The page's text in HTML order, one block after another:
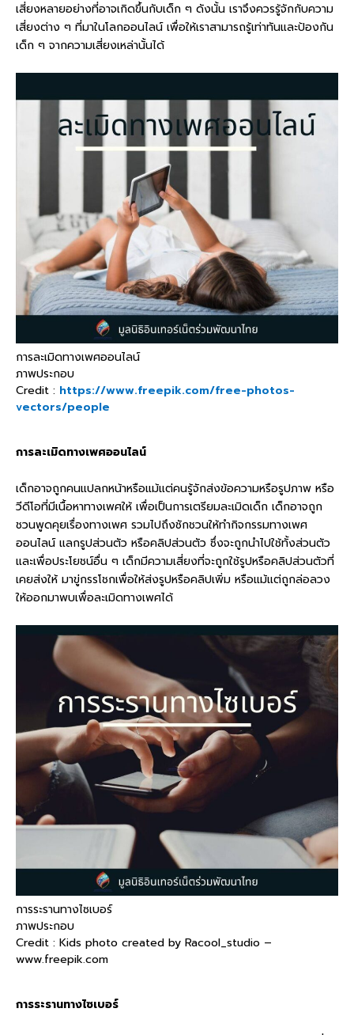
เสี่ยงหลายอย่างที่อาจเกิดขึ้นกับเด็ก ๆ ดังนั้น เราจึงควรรู้จักกับความ
เสี่ยงต่าง ๆ ที่มาในโลกออนไลน์ เพื่อให้เราสามารถรู้เท่าทันและป้องกัน
เด็ก ๆ จากความเสี่ยงเหล่านั้นได้
การละเมิดทางเพศออนไลน์
ภาพประกอบ
Credit : https://www.freepik.com/free-photos-
vectors/people
การละเมิดทางเพศออนไลน์
เด็กอาจถูกคนแปลกหน้าหรือแม้แต่คนรู้จักส่งข้อความหรือรูปภาพ หรือ
วีดีโอที่มีเนื้อหาทางเพศให้ เพื่อเป็นการเตรียมละเมิดเด็ก เด็กอาจถูก
ชวนพูดคุยเรื่องทางเพศ รวมไปถึงชักชวนให้ทำกิจกรรมทางเพศ
ออนไลน์ แลกรูปส่วนตัว หรือคลิปส่วนตัว ซึ่งจะถูกนำไปใช้ทั้งส่วนตัว
และเพื่อประโยชน์อื่น ๆ เด็กมีความเสี่ยงที่จะถูกใช้รูปหรือคลิปส่วนตัวที่
เคยส่งให้ มาขู่กรรโชกเพื่อให้ส่งรูปหรือคลิปเพิ่ม หรือแม้แต่ถูกล่อลวง
ให้ออกมาพบเพื่อละเมิดทางเพศได้
การระรานทางไซเบอร์
ภาพประกอบ
Credit : Kids photo created by Racool_studio –
www.freepik.com
การระรานทางไซเบอร์